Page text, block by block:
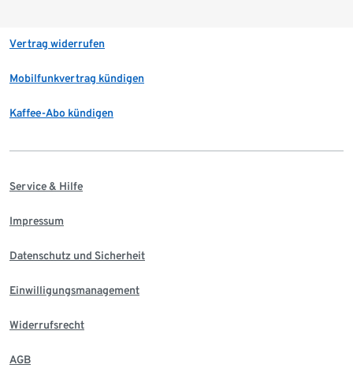
Vertrag widerrufen
Mobilfunkvertrag kündigen
Kaffee-Abo kündigen
Service & Hilfe
Impressum
Datenschutz und Sicherheit
Einwilligungsmanagement
Widerrufsrecht
AGB